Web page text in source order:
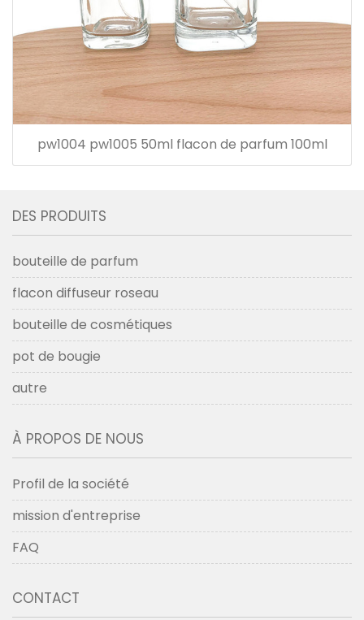
pw1004 pw1005 50ml flacon de parfum 100ml
DES PRODUITS
bouteille de parfum
flacon diffuseur roseau
bouteille de cosmétiques
pot de bougie
autre
À PROPOS DE NOUS
Profil de la société
mission d'entreprise
FAQ
CONTACT